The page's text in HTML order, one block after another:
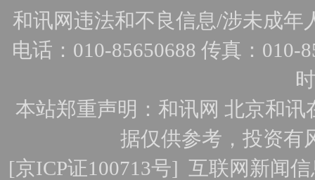
和讯网违法和不良信息/涉未成年
电话：010-85650688 传真：010-
本站郑重声明：和讯网 北京和
据仅供参考，投资有
[京ICP证100713号]互联网新闻